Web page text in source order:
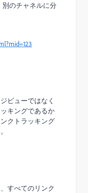
別のチャネルに分
ビューではなく
キングであるか
クトラッキング
すべてのリンク